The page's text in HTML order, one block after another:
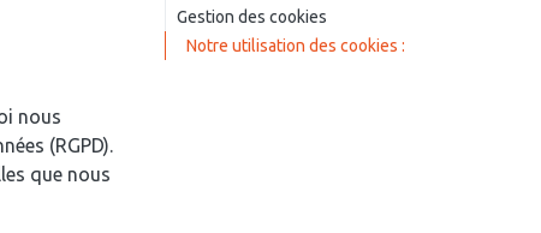
Gestion des cookies
Notre utilisation des cookies :
nous
(RGPD).
que nous